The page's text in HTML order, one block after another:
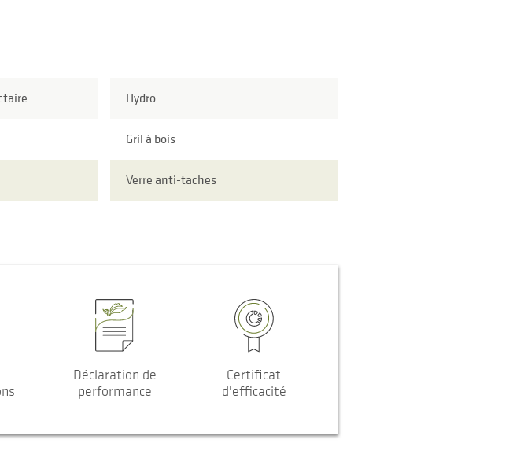
Hydro
Gril à bois
Verre anti-taches
Déclaration de
performance
Certificat
d'efficacité